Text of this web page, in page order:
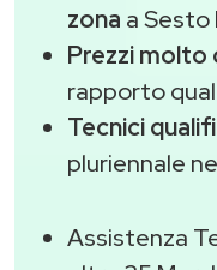
zona a
Prezzi
rapporto
Tecnici
pluriennale
Assistenza